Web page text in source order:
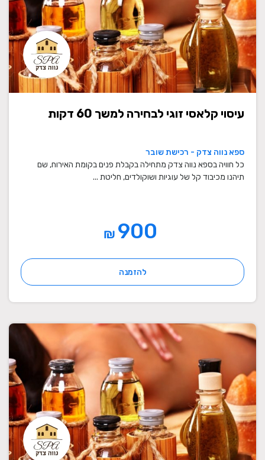
עיסוי קלאסי זוגי לבחירה למשך 60 דקות
ספא נווה צדק - רכישת שובר
כל חוויה בספא נווה צדק מתחילה בקבלת פנים בקומת האירוח, שם
תיהנו מכיבוד קל של עוגיות ושוקולדים, חליטת ...
₪
להזמנה